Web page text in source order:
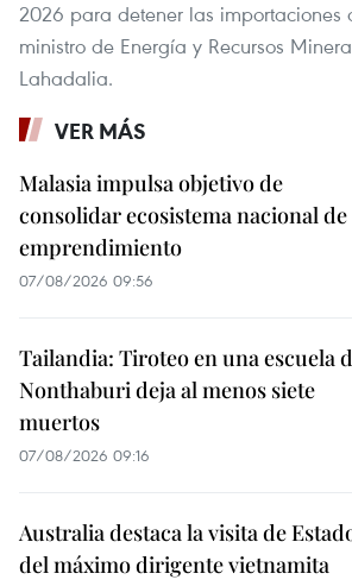
2026 para detener las importaciones
ministro de Energía y Recursos
Lahadalia.
VER MÁS
Malasia impulsa objetivo de
consolidar ecosistema nacional de
emprendimiento
07/08/2026 09:56
Tailandia: Tiroteo en una escuela
Nonthaburi deja al menos siete
muertos
07/08/2026 09:16
Australia destaca la visita de
del máximo dirigente vietnamita